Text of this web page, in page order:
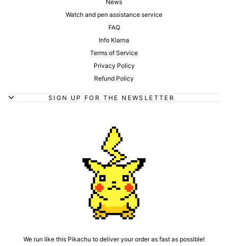
News
Watch and pen assistance service
FAQ
Info Klarna
Terms of Service
Privacy Policy
Refund Policy
SIGN UP FOR THE NEWSLETTER
We run like this Pikachu to deliver your order as fast as possible!